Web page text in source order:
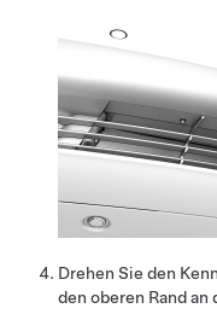
Drehen Sie den
den oberen Rand